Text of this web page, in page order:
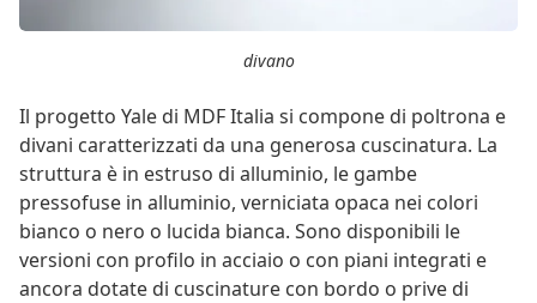
divano
Il progetto Yale di MDF Italia si compone di poltrona e
divani caratterizzati da una generosa cuscinatura. La
struttura è in estruso di alluminio, le gambe
pressofuse in alluminio, verniciata opaca nei colori
bianco o nero o lucida bianca. Sono disponibili le
versioni con profilo in acciaio o con piani integrati e
ancora dotate di cuscinature con bordo o prive di